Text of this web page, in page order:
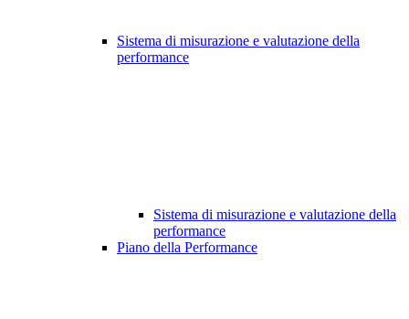
Sistema di misurazione e valutazione della
performance
Sistema di misurazione e valutazione della
performance
Piano della Performance